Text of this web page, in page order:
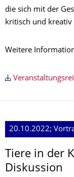
die sich mit der
kritisch und kreativ
Weitere
20.10.2022;
Tiere in der
Diskussion